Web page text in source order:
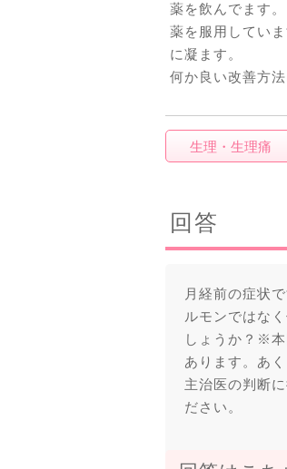
薬を飲んでます。
薬を服用してい
に凝ます。
何か良い改善方
生理・生理痛
回答
月経前の症状
ルモンではな
しょうか？※
あります。あ
主治医の判断
ださい。